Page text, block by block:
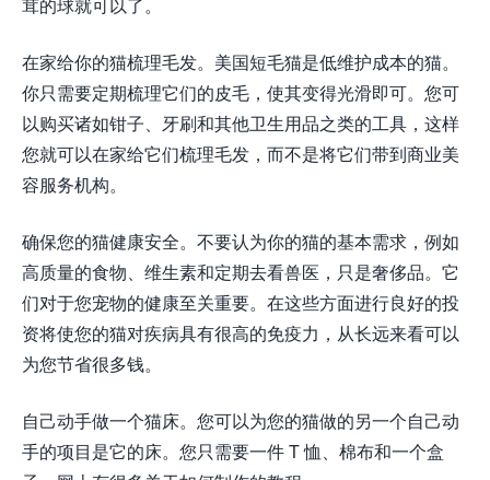
在家给你的猫梳理毛发。美国短毛猫是低维护成本的猫。
你只需要定期梳理它们的皮毛，使其变得光滑即可。您可
以购买诸如钳子、牙刷和其他卫生用品之类的工具，这样
您就可以在家给它们梳理毛发，而不是将它们带到商业美
容服务机构。
确保您的猫健康安全。不要认为你的猫的基本需求，例如
高质量的食物、维生素和定期去看兽医，只是奢侈品。它
们对于您宠物的健康至关重要。在这些方面进行良好的投
资将使您的猫对疾病具有很高的免疫力，从长远来看可以
为您节省很多钱。
自己动手做一个猫床。您可以为您的猫做的另一个自己动
手的项目是它的床。您只需要一件 T 恤、棉布和一个盒